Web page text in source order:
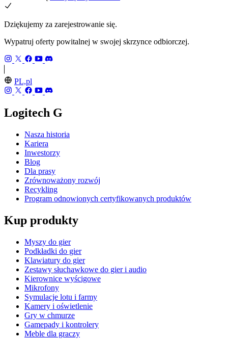
Dziękujemy za zarejestrowanie się.
Wypatruj oferty powitalnej w swojej skrzynce odbiorczej.
PL,pl
Logitech G
Nasza historia
Kariera
Inwestorzy
Blog
Dla prasy
Zrównoważony rozwój
Recykling
Program odnowionych certyfikowanych produktów
Kup produkty
Myszy do gier
Podkładki do gier
Klawiatury do gier
Zestawy słuchawkowe do gier i audio
Kierownice wyścigowe
Mikrofony
Symulacje lotu i farmy
Kamery i oświetlenie
Gry w chmurze
Gamepady i kontrolery
Meble dla graczy